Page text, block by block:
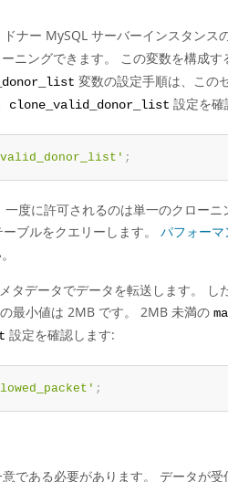
ナー MySQL サーバーインスタン
ニングできます。 この変数を構成す
変数の設定手順は、この
clone_valid_donor_list 設定を確
;
度に許可されるのは単一のクロー
ーブルをクエリーします。 パフォー
タデータでデータを転送します。
の最小値は 2MB です。 2MB 未満の
設定を確認します:
;
である必要があります。 データが